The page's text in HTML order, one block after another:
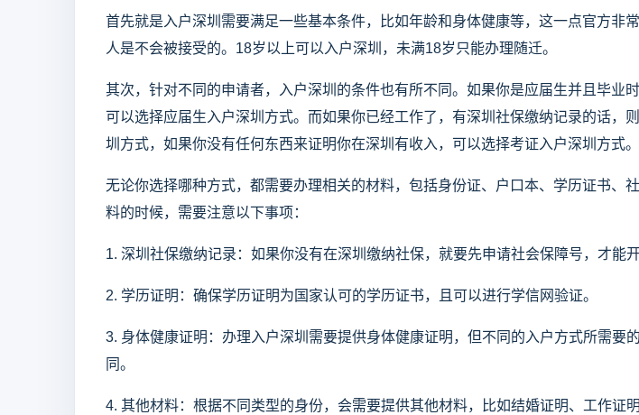
首先就是入户深圳需要满足一些基本条件，比如年龄和身体健康等，这一点官方非
人是不会被接受的。18岁以上可以入户深圳，未满18岁只能办理随迁。
其次，针对不同的申请者，入户深圳的条件也有所不同。如果你是应届生并且毕业
可以选择应届生入户深圳方式。而如果你已经工作了，有深圳社保缴纳记录的话，
圳方式，如果你没有任何东西来证明你在深圳有收入，可以选择考证入户深圳方式。
无论你选择哪种方式，都需要办理相关的材料，包括身份证、户口本、学历证书、
料的时候，需要注意以下事项：
1. 深圳社保缴纳记录：如果你没有在深圳缴纳社保，就要先申请社会保障号，才能开
2. 学历证明：确保学历证明为国家认可的学历证书，且可以进行学信网验证。
3. 身体健康证明：办理入户深圳需要提供身体健康证明，但不同的入户方式所需要
同。
4. 其他材料：根据不同类型的身份，会需要提供其他材料，比如结婚证明、工作证明